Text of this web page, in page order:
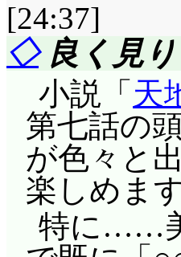
[24:37]
◇良く見
小説「 天
第七話の
が色々と
楽しめます
特に……